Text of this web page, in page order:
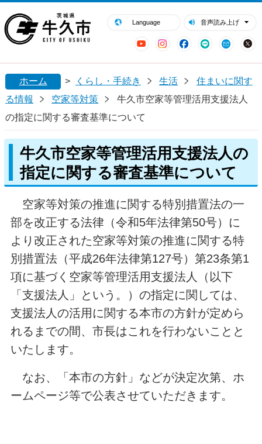
Language 音声読み上げ
YouTubeInstagram
Facebook
LINE Mail
閉じる
ホーム > くらし・手続き 生活
住まいに関す
る情報
空家等対策
牛久市空家等管理活用支援法人
の指定に関する審査基準について
牛久市空家等管理活用支援法人の
指定に関する審査基準について
空家等対策の推進に関する特別措置法の一
部を改正する法律（令和5年法律第50号）に
より改正された空家等対策の推進に関する特
別措置法（平成26年法律第127号）第23条第1
項に基づく空家等管理活用支援法人（以下
「支援法人」という。）の指定に関しては、
支援法人の活用に関する本市の方針が定めら
れるまでの間、市長はこれを行わないことと
いたします。
なお、「本市の方針」などが決定次第、ホ
ームページ等で公表させていただきます。